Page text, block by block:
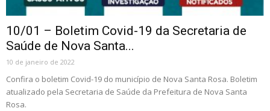
10/01 – Boletim Covid-19 da Secretaria de
Saúde de Nova Santa...
10 de janeiro de 2022
Confira o boletim Covid-19 do município de Nova Santa Rosa. Boletim
atualizado pela Secretaria de Saúde da Prefeitura de Nova Santa
Rosa.